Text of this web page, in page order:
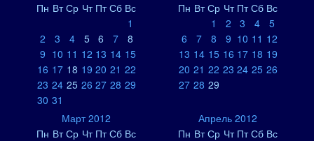
Пн Вт Ср Чт Пт Сб Вс
1
2
3 4 5 6 7
8
9 10 11 12 13 14 15
16 17 18 19 20 21 22
23 24 25 26 27 28 29
30 31
Пн Вт Ср Чт Пт Сб Вс
1
2 3 4
5
6
7 8 9 10 11 12
13 14 15 16 17 18 19
20 21 22 23 24 25 26
27 28 29
Март 2012
Пн Вт Ср Чт Пт Сб Вс
Апрель 2012
Пн Вт Ср Чт Пт Сб Вс